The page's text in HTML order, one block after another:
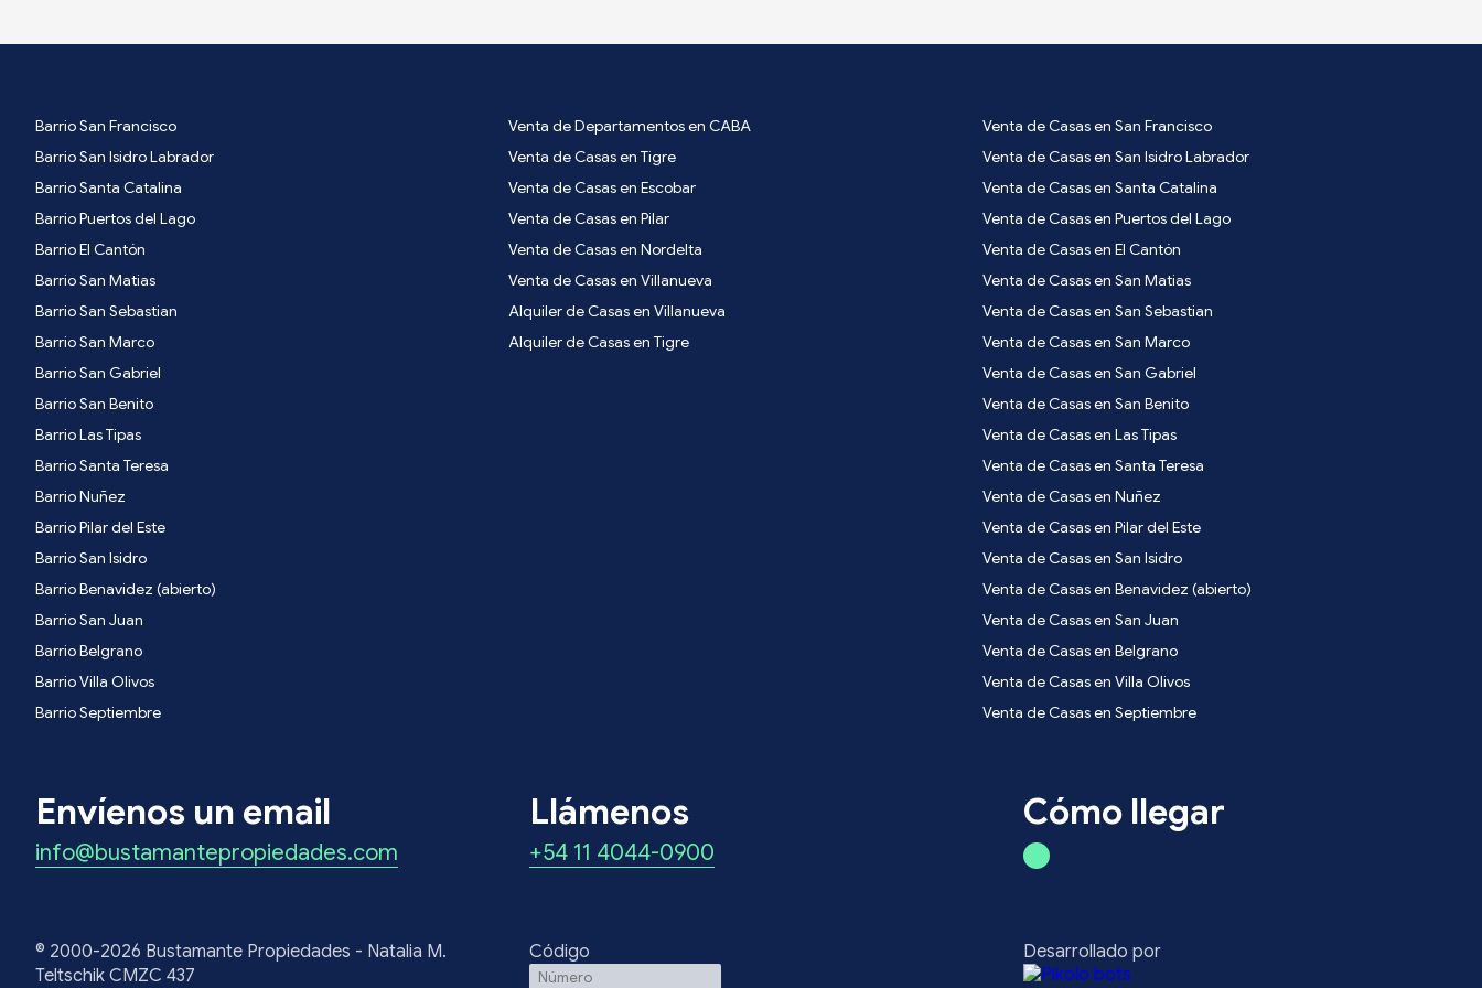
Barrio San Francisco
Barrio San Isidro Labrador
Barrio Santa Catalina
Barrio Puertos del Lago
Barrio El Cantón
Barrio San Matias
Barrio San Sebastian
Barrio San Marco
Barrio San Gabriel
Barrio San Benito
Barrio Las Tipas
Barrio Santa Teresa
Barrio Nuñez
Barrio Pilar del Este
Barrio San Isidro
Barrio Benavidez (abierto)
Barrio San Juan
Barrio Belgrano
Barrio Villa Olivos
Barrio Septiembre
Venta de Departamentos en CABA
Venta de Casas en Tigre
Venta de Casas en Escobar
Venta de Casas en Pilar
Venta de Casas en Nordelta
Venta de Casas en Villanueva
Alquiler de Casas en Villanueva
Alquiler de Casas en Tigre
Venta de Casas en San Francisco
Venta de Casas en San Isidro Labrador
Venta de Casas en Santa Catalina
Venta de Casas en Puertos del Lago
Venta de Casas en El Cantón
Venta de Casas en San Matias
Venta de Casas en San Sebastian
Venta de Casas en San Marco
Venta de Casas en San Gabriel
Venta de Casas en San Benito
Venta de Casas en Las Tipas
Venta de Casas en Santa Teresa
Venta de Casas en Nuñez
Venta de Casas en Pilar del Este
Venta de Casas en San Isidro
Venta de Casas en Benavidez (abierto)
Venta de Casas en San Juan
Venta de Casas en Belgrano
Venta de Casas en Villa Olivos
Venta de Casas en Septiembre
Envíenos un email
info@bustamantepropiedades.com
Llámenos
+54 11 4044-0900
Cómo llegar
© 2000-2026 Bustamante Propiedades - Natalia M.
Teltschik CMZC 437
Código Desarrollado por